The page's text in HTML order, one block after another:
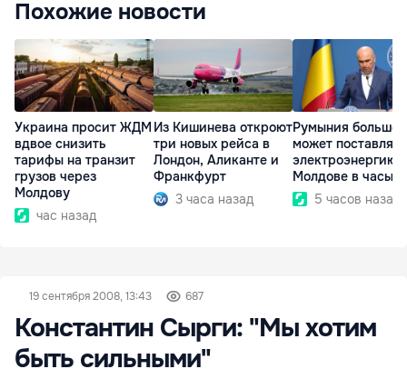
Похожие новости
Украина просит ЖДМ
вдвое снизить
тарифы на транзит
грузов через
Молдову
час назад
Из Кишинева откроют
три новых рейса в
Лондон, Аликанте и
Франкфурт
3 часа назад
Румыния больше
может поставлять
электроэнергию
Молдове в часы
5 часов назад
19 сентября 2008, 13:43 687
Константин Сырги: "Мы хотим
быть сильными"